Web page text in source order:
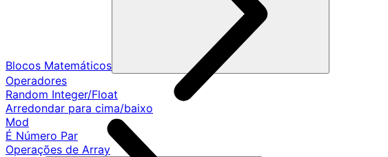
Blocos Matemáticos
Operadores
Random Integer/Float
Arredondar para cima/baixo
Mod
É Número Par
Operações de Array